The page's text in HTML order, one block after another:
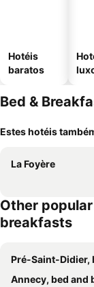
Hotéis
baratos
Bed &
Estes hotéis
La Foyère
Other
breakfasts
Pré-Saint-Didier, bed
Annecy, bed and